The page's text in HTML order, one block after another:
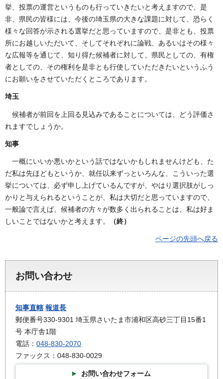
挙、投票の運営というものも行っていきたいと考えますので、是
非、県民の皆様には、今後の埼玉県の大きな課題に対して、恐らく
様々な回答が示される選挙だと思っていますので、是非とも、投票
所にお越しいただいて、そしてそれぞれに論戦、あるいはその様々
な広報等を通じて、知り得た候補者に対して、県民としての、有権
者としての、その権利を是非とも行使していただきたいというふう
にお願いをさせていただくところであります。
埼玉
候補者が前回を上回る見込みであることについては、どう評価さ
れますでしょうか。
知事
一概にいいか悪いかという話ではないかもしれませんけども、た
だ私は先ほどもというか、就任以来ずっといろんな、こういった選
挙については、必ず申し上げているんですが、やはり選択肢がしっ
かりと与えられるということが、私は大切だと思っていますので、
一般論で言えば、候補者の方々が数多く出られることは、私は好ま
しいことではないかと考えます。
（終）
ページの先頭へ戻る
お問い合わせ
知事直轄 報道長
郵便番号330-9301 埼玉県さいたま市浦和区高砂三丁目15番1
号 本庁舎1階
電話： 048-830-2070
ファックス：048-830-0029
お問い合わせフォーム